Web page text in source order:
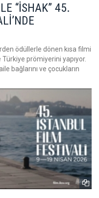
“İSHAK” 45.
ödüllerle dönen kısa filmi
Türkiye prömiyerini yapıyor.
bağlarını ve çocukların